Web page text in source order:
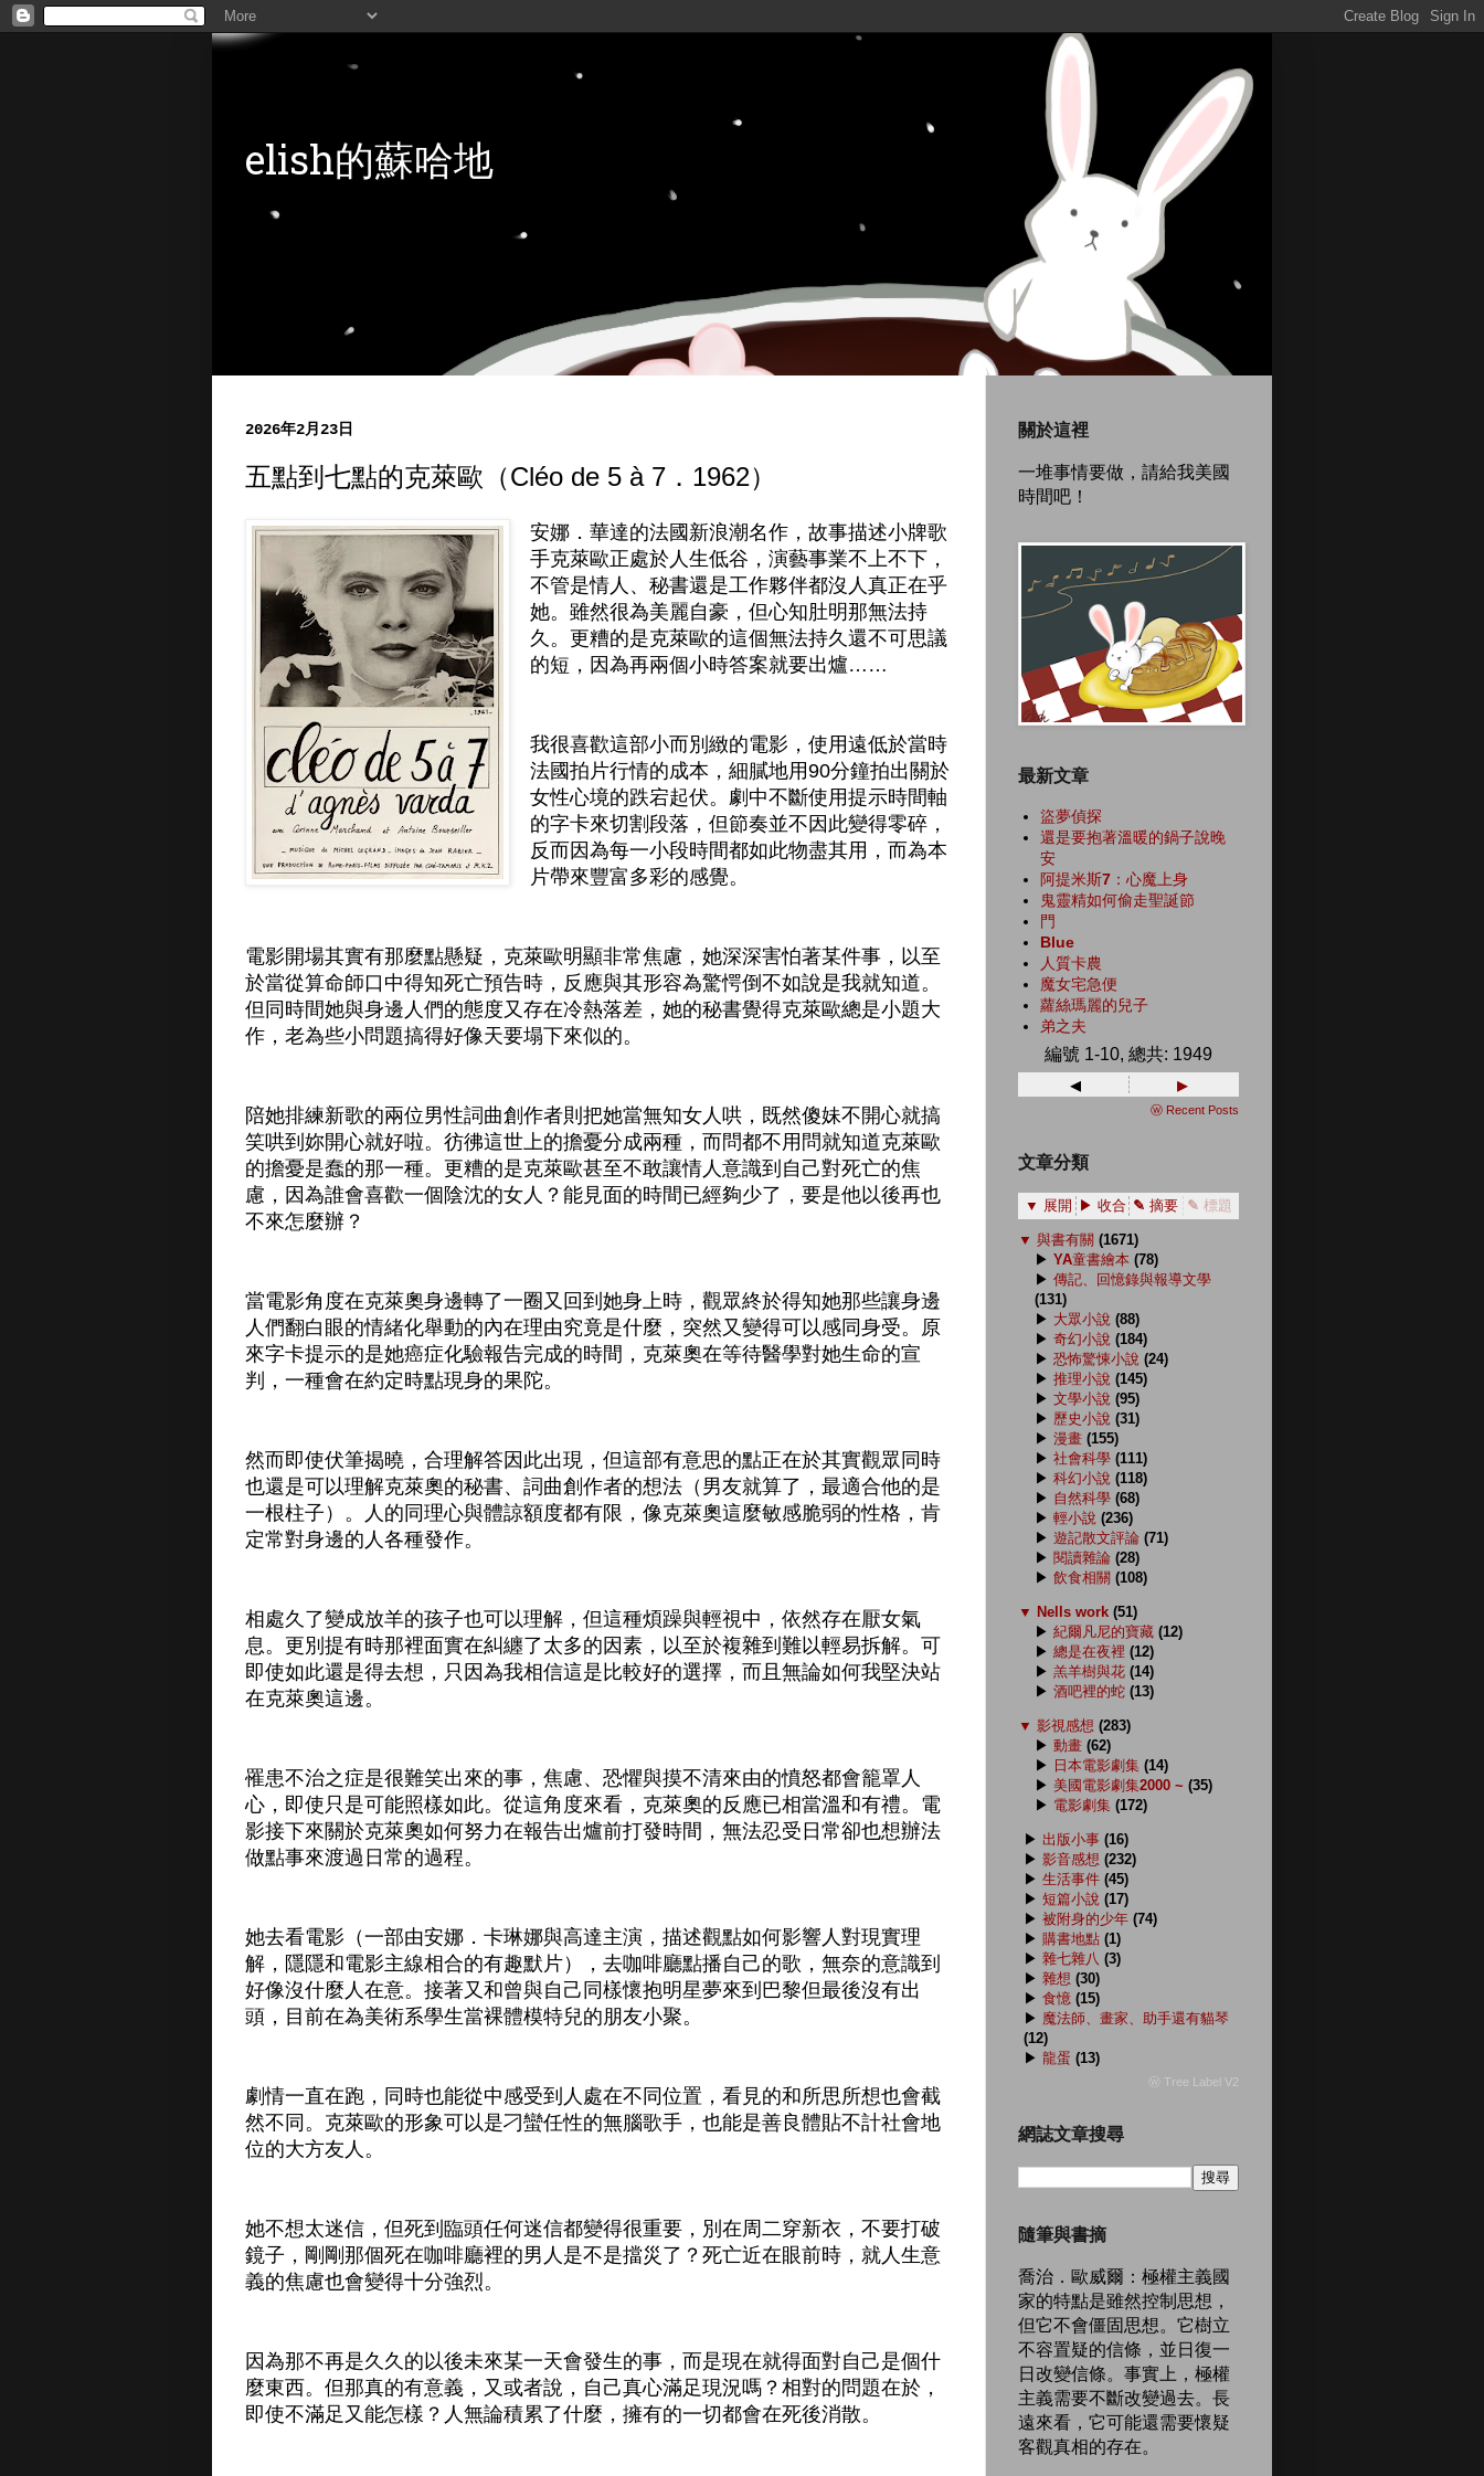
elish的蘇哈地
2026年2月23日
五點到七點的克萊歐（Cléo de 5 à 7．1962）
安娜．華達的法國新浪潮名作，故事描述小牌歌
手克萊歐正處於人生低谷，演藝事業不上不下，
不管是情人、秘書還是工作夥伴都沒人真正在乎
她。雖然很為美麗自豪，但心知肚明那無法持
久。更糟的是克萊歐的這個無法持久還不可思議
的短，因為再兩個小時答案就要出爐……
我很喜歡這部小而別緻的電影，使用遠低於當時
法國拍片行情的成本，細膩地用90分鐘拍出關於
女性心境的跌宕起伏。劇中不斷使用提示時間軸
的字卡來切割段落，但節奏並不因此變得零碎，
反而因為每一小段時間都如此物盡其用，而為本
片帶來豐富多彩的感覺。
電影開場其實有那麼點懸疑，克萊歐明顯非常焦慮，她深深害怕著某件事，以至
於當從算命師口中得知死亡預告時，反應與其形容為驚愕倒不如說是我就知道。
但同時間她與身邊人們的態度又存在冷熱落差，她的秘書覺得克萊歐總是小題大
作，老為些小問題搞得好像天要塌下來似的。
陪她排練新歌的兩位男性詞曲創作者則把她當無知女人哄，既然傻妹不開心就搞
笑哄到妳開心就好啦。彷彿這世上的擔憂分成兩種，而問都不用問就知道克萊歐
的擔憂是蠢的那一種。更糟的是克萊歐甚至不敢讓情人意識到自己對死亡的焦
慮，因為誰會喜歡一個陰沈的女人？能見面的時間已經夠少了，要是他以後再也
不來怎麼辦？
當電影角度在克萊奧身邊轉了一圈又回到她身上時，觀眾終於得知她那些讓身邊
人們翻白眼的情緒化舉動的內在理由究竟是什麼，突然又變得可以感同身受。原
來字卡提示的是她癌症化驗報告完成的時間，克萊奧在等待醫學對她生命的宣
判，一種會在約定時點現身的果陀。
然而即使伏筆揭曉，合理解答因此出現，但這部有意思的點正在於其實觀眾同時
也還是可以理解克萊奧的秘書、詞曲創作者的想法（男友就算了，最適合他的是
一根柱子）。人的同理心與體諒額度都有限，像克萊奧這麼敏感脆弱的性格，肯
定常對身邊的人各種發作。
相處久了變成放羊的孩子也可以理解，但這種煩躁與輕視中，依然存在厭女氣
息。更別提有時那裡面實在糾纏了太多的因素，以至於複雜到難以輕易拆解。可
即使如此還是得去想，只因為我相信這是比較好的選擇，而且無論如何我堅決站
在克萊奧這邊。
罹患不治之症是很難笑出來的事，焦慮、恐懼與摸不清來由的憤怒都會籠罩人
心，即使只是可能照樣如此。從這角度來看，克萊奧的反應已相當溫和有禮。電
影接下來關於克萊奧如何努力在報告出爐前打發時間，無法忍受日常卻也想辦法
做點事來渡過日常的過程。
她去看電影（一部由安娜．卡琳娜與高達主演，描述觀點如何影響人對現實理
解，隱隱和電影主線相合的有趣默片），去咖啡廳點播自己的歌，無奈的意識到
好像沒什麼人在意。接著又和曾與自己同樣懷抱明星夢來到巴黎但最後沒有出
頭，目前在為美術系學生當裸體模特兒的朋友小聚。
劇情一直在跑，同時也能從中感受到人處在不同位置，看見的和所思所想也會截
然不同。克萊歐的形象可以是刁蠻任性的無腦歌手，也能是善良體貼不計社會地
位的大方友人。
她不想太迷信，但死到臨頭任何迷信都變得很重要，別在周二穿新衣，不要打破
鏡子，剛剛那個死在咖啡廳裡的男人是不是擋災了？死亡近在眼前時，就人生意
義的焦慮也會變得十分強烈。
因為那不再是久久的以後未來某一天會發生的事，而是現在就得面對自己是個什
麼東西。但那真的有意義，又或者說，自己真心滿足現況嗎？相對的問題在於，
即使不滿足又能怎樣？人無論積累了什麼，擁有的一切都會在死後消散。
關於這裡
一堆事情要做，請給我美國
時間吧！
最新文章
盜夢偵探
還是要抱著溫暖的鍋子說晚
安
阿提米斯7：心魔上身
鬼靈精如何偷走聖誕節
門
Blue
人質卡農
魔女宅急便
蘿絲瑪麗的兒子
弟之夫
編號 1-10, 總共: 1949
◂ ▸
ⓦ Recent Posts
文章分類
▼ 展開 ▶ 收合 ✎ 摘要 ✎ 標題
▼ 與書有關 (1671)
▶ YA童書繪本 (78)
▶ 傳記、回憶錄與報導文學
(131)
▶ 大眾小說 (88)
▶ 奇幻小說 (184)
▶ 恐怖驚悚小說 (24)
▶ 推理小說 (145)
▶ 文學小說 (95)
▶ 歷史小說 (31)
▶ 漫畫 (155)
▶ 社會科學 (111)
▶ 科幻小說 (118)
▶ 自然科學 (68)
▶ 輕小說 (236)
▶ 遊記散文評論 (71)
▶ 閱讀雜論 (28)
▶ 飲食相關 (108)
▼ Nells work (51)
▶ 紀爾凡尼的寶藏 (12)
▶ 總是在夜裡 (12)
▶ 羔羊樹與花 (14)
▶ 酒吧裡的蛇 (13)
▼ 影視感想 (283)
▶ 動畫 (62)
▶ 日本電影劇集 (14)
▶ 美國電影劇集2000 ~ (35)
▶ 電影劇集 (172)
▶ 出版小事 (16)
▶ 影音感想 (232)
▶ 生活事件 (45)
▶ 短篇小說 (17)
▶ 被附身的少年 (74)
▶ 購書地點 (1)
▶ 雜七雜八 (3)
▶ 雜想 (30)
▶ 食憶 (15)
▶ 魔法師、畫家、助手還有貓琴
(12)
▶ 龍蛋 (13)
ⓦ Tree Label V2
網誌文章搜尋
隨筆與書摘
喬治．歐威爾：極權主義國
家的特點是雖然控制思想，
但它不會僵固思想。它樹立
不容置疑的信條，並日復一
日改變信條。事實上，極權
主義需要不斷改變過去。長
遠來看，它可能還需要懷疑
客觀真相的存在。